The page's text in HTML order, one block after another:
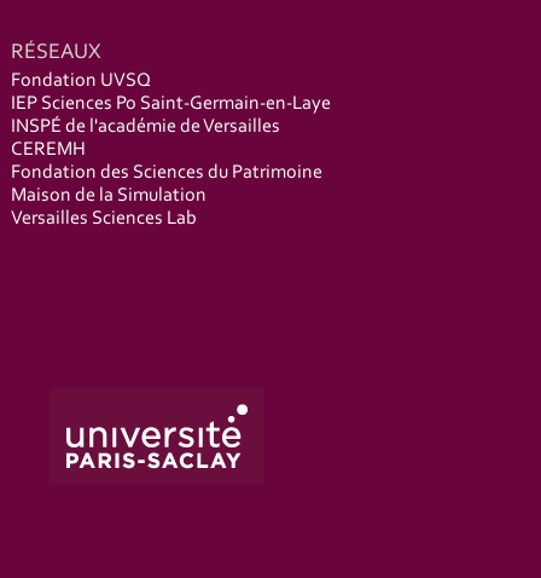
RÉSEAUX
Fondation UVSQ
IEP Sciences Po Saint-Germain-en-Laye
INSPÉ de l'académie de Versailles
CEREMH
Fondation des Sciences du Patrimoine
Maison de la Simulation
Versailles Sciences Lab